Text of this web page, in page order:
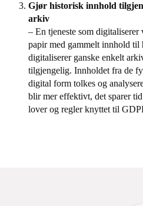
Gjør historisk innhold
arkiv
– En tjeneste som
papir med gammelt innhold til
digitaliserer ganske enkelt
tilgjengelig. Innholdet fra de
digital form tolkes og
blir mer effektivt, det sparer
lover og regler knyttet til